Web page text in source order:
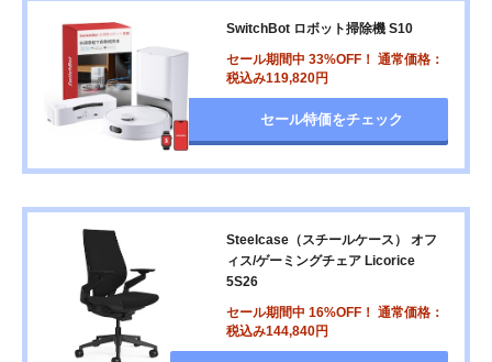
SwitchBot ロボット掃除機 S10
セール期間中 33%OFF！ 通常価格：
税込み119,820円
セール特価をチェック
Steelcase（スチールケース） オフ
ィス/ゲーミングチェア Licorice
5S26
セール期間中 16%OFF！ 通常価格：
税込み144,840円